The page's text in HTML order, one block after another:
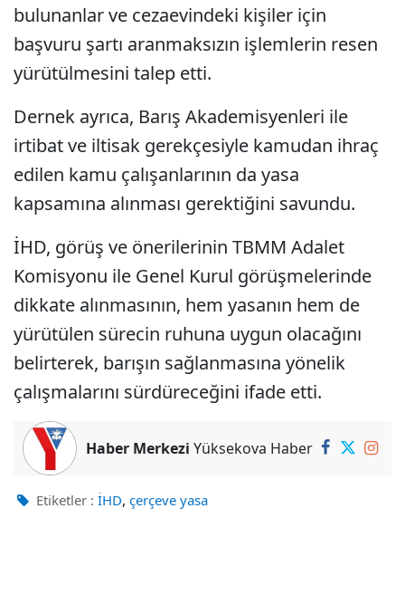
bulunanlar ve cezaevindeki kişiler için
başvuru şartı aranmaksızın işlemlerin resen
yürütülmesini talep etti.
Dernek ayrıca, Barış Akademisyenleri ile
irtibat ve iltisak gerekçesiyle kamudan ihraç
edilen kamu çalışanlarının da yasa
kapsamına alınması gerektiğini savundu.
İHD, görüş ve önerilerinin TBMM Adalet
Komisyonu ile Genel Kurul görüşmelerinde
dikkate alınmasının, hem yasanın hem de
yürütülen sürecin ruhuna uygun olacağını
belirterek, barışın sağlanmasına yönelik
çalışmalarını sürdüreceğini ifade etti.
Haber Merkezi Yüksekova Haber
Etiketler : İHD, çerçeve yasa